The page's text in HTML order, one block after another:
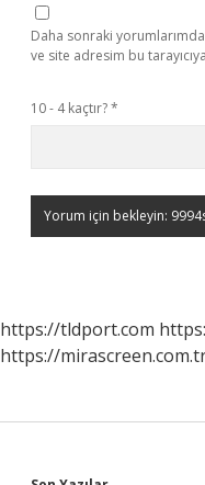
Daha sonraki
ve site adresim bu
10 - 4 kaçtır?*
https://tldport.com
https://